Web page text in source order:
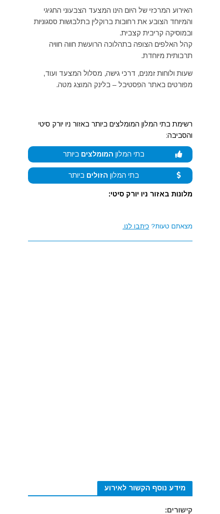
האירוע המרכזי של היום הינו המצעד הצבעוני החגיגי
והמיוחד הצובע את רחובות ברוקלין בתלבושות ססגוניות
ובמוסיקה קריבית קצבית.
קהל האלפים הצופה בתהלוכה הרועשת חווה חוויה
תרבותית מיוחדת.
שעות ולוחות זמנים, דרכי גישה, מסלול המצעד ועוד,
מפורטים באתר הפסטיבל – בלינק המוצג מטה.
רשימת בתי המלון המומלצים ביותר באזור ניו יורק סיטי
והסביבה:
בתי המלון המומלצים ביותר
בתי המלון הזולים ביותר
מלונות באזור ניו יורק סיטי:
מצאתם טעות? כיתבו לנו.
מידע נוסף הקשור לאירוע
קישורים: